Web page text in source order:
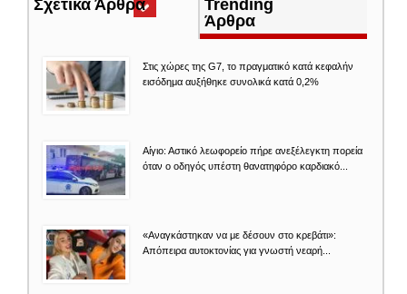
Σχετικά Άρθρα(ενεργή
καρτέλα)
Trending
Άρθρα
Στις χώρες της G7, το πραγματικό κατά κεφαλήν
εισόδημα αυξήθηκε συνολικά κατά 0,2%
Αίγιο: Αστικό λεωφορείο πήρε ανεξέλεγκτη πορεία
όταν ο οδηγός υπέστη θανατηφόρο καρδιακό...
«Αναγκάστηκαν να με δέσουν στο κρεβάτι»:
Απόπειρα αυτοκτονίας για γνωστή νεαρή...